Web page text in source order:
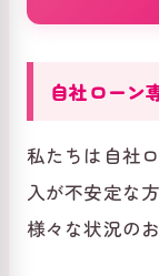
自社ローン
私たちは自社
入が不安定な
様々な状況の